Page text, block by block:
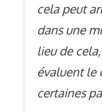
cela peut
dans une
lieu de
évaluent le
certaines